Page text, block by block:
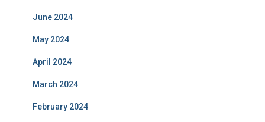
June 2024
May 2024
April 2024
March 2024
February 2024